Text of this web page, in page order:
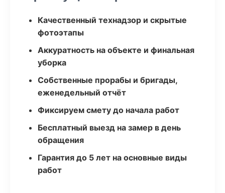
Качественный технадзор и скрытые
фотоэтапы
Аккуратность на объекте и финальная
уборка
Собственные прорабы и бригады,
еженедельный отчёт
Фиксируем смету до начала работ
Бесплатный выезд на замер в день
обращения
Гарантия до 5 лет на основные виды
работ